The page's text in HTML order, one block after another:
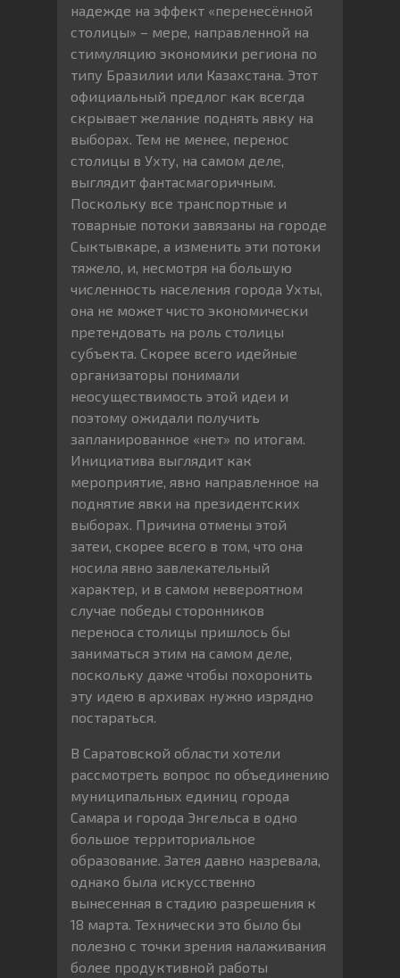
надежде на эффект «перенесённой
столицы» – мере, направленной на
стимуляцию экономики региона по
типу Бразилии или Казахстана. Этот
официальный предлог как всегда
скрывает желание поднять явку на
выборах. Тем не менее, перенос
столицы в Ухту, на самом деле,
выглядит фантасмагоричным.
Поскольку все транспортные и
товарные потоки завязаны на городе
Сыктывкаре, а изменить эти потоки
тяжело, и, несмотря на большую
численность населения города Ухты,
она не может чисто экономически
претендовать на роль столицы
субъекта. Скорее всего идейные
организаторы понимали
неосуществимость этой идеи и
поэтому ожидали получить
запланированное «нет» по итогам.
Инициатива выглядит как
мероприятие, явно направленное на
поднятие явки на президентских
выборах. Причина отмены этой
затеи, скорее всего в том, что она
носила явно завлекательный
характер, и в самом невероятном
случае победы сторонников
переноса столицы пришлось бы
заниматься этим на самом деле,
поскольку даже чтобы похоронить
эту идею в архивах нужно изрядно
постараться.
В Саратовской области хотели
рассмотреть вопрос по объединению
муниципальных единиц города
Самара и города Энгельса в одно
большое территориальное
образование. Затея давно назревала,
однако была искусственно
вынесенная в стадию разрешения к
18 марта. Технически это было бы
полезно с точки зрения налаживания
более продуктивной работы